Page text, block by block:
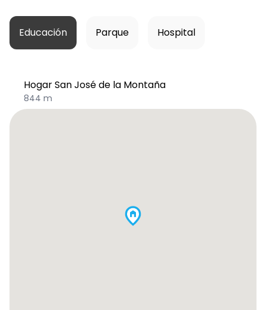
Educación Parque Hospital
Hogar San José de la Montaña
844 m